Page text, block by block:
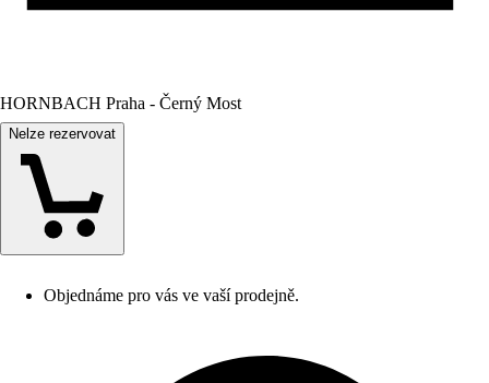
HORNBACH Praha - Černý Most
Nelze rezervovat
Objednáme pro vás ve vaší prodejně.